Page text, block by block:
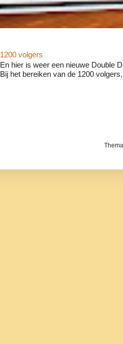
1200 volgers
En hier is weer een nieuwe Double
Bij het bereiken van de 1200